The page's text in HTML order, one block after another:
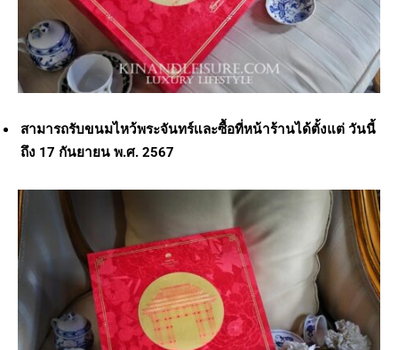
สามารถรับขนมไหว้พระจันทร์และซื้อที่หน้าร้านได้ตั้งแต่ วันนี้
ถึง 17 กันยายน พ.ศ. 2567